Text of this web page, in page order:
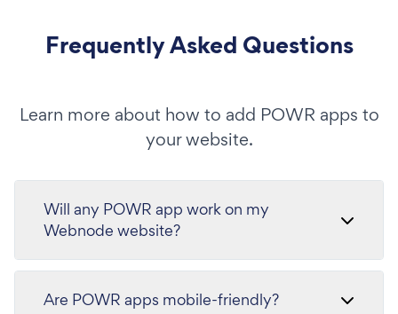
Frequently Asked Questions
Learn more about how to add POWR apps to
your website.
Will any POWR app work on my
Webnode website?
Are POWR apps mobile-friendly?